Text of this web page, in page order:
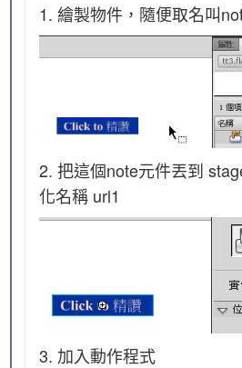
1. 繪製物件，隨便取名叫
2. 把這個note元件丟到
化名稱 url1
3. 加入動作程式